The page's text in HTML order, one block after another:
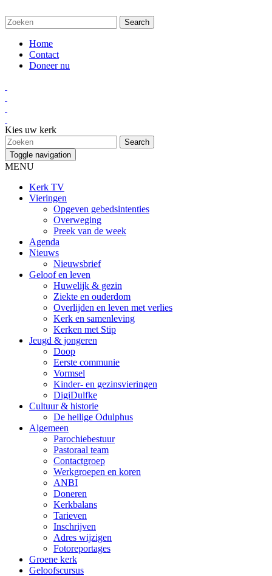
Home
Contact
Doneer nu
Kies uw kerk
Toggle navigation
MENU
Kerk TV
Vieringen
Opgeven gebedsintenties
Overweging
Preek van de week
Agenda
Nieuws
Nieuwsbrief
Geloof en leven
Huwelijk & gezin
Ziekte en ouderdom
Overlijden en leven met verlies
Kerk en samenleving
Kerken met Stip
Jeugd & jongeren
Doop
Eerste communie
Vormsel
Kinder- en gezinsvieringen
DigiDulfke
Cultuur & historie
De heilige Odulphus
Algemeen
Parochiebestuur
Pastoraal team
Contactgroep
Werkgroepen en koren
ANBI
Doneren
Kerkbalans
Tarieven
Inschrijven
Adres wijzigen
Fotoreportages
Groene kerk
Geloofscursus